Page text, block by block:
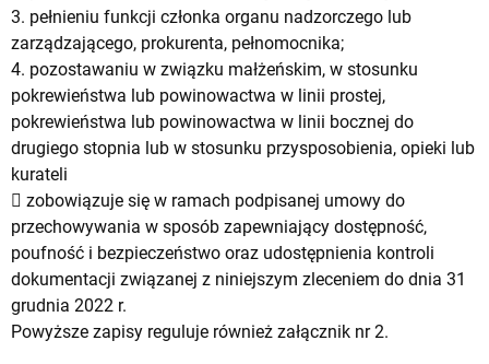
3. pełnieniu funkcji członka organu nadzorczego lub
zarządzającego, prokurenta, pełnomocnika;
4. pozostawaniu w związku małżeńskim, w stosunku
pokrewieństwa lub powinowactwa w linii prostej,
pokrewieństwa lub powinowactwa w linii bocznej do
drugiego stopnia lub w stosunku przysposobienia, opieki lub
kurateli
 zobowiązuje się w ramach podpisanej umowy do
przechowywania w sposób zapewniający dostępność,
poufność i bezpieczeństwo oraz udostępnienia kontroli
dokumentacji związanej z niniejszym zleceniem do dnia 31
grudnia 2022 r.
Powyższe zapisy reguluje również załącznik nr 2.